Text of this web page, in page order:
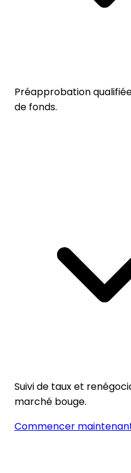
Préapprobation
de fonds.
Suivi de taux et
marché bouge.
Commencer